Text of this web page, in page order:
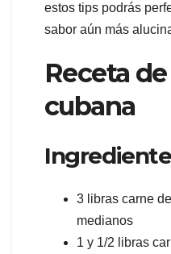
estos tips podrás
sabor aún más
Receta
cubana
3 libras carne
medianos
1 y 1/2 libras